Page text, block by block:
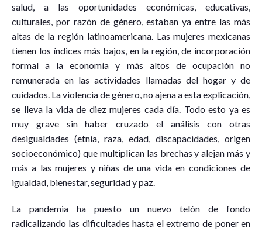
salud, a las oportunidades económicas, educativas,
culturales, por razón de género, estaban ya entre las más
altas de la región latinoamericana. Las mujeres mexicanas
tienen los índices más bajos, en la región, de incorporación
formal a la economía y más altos de ocupación no
remunerada en las actividades llamadas del hogar y de
cuidados. La violencia de género, no ajena a esta explicación,
se lleva la vida de diez mujeres cada día. Todo esto ya es
muy grave sin haber cruzado el análisis con otras
desigualdades (etnia, raza, edad, discapacidades, origen
socioeconómico) que multiplican las brechas y alejan más y
más a las mujeres y niñas de una vida en condiciones de
igualdad, bienestar, seguridad y paz.
La pandemia ha puesto un nuevo telón de fondo
radicalizando las dificultades hasta el extremo de poner en